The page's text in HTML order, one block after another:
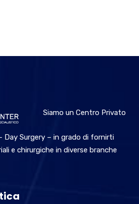
Siamo un Centro Privato
Day Surgery – in grado di fornirti
e chirurgiche in diverse branche